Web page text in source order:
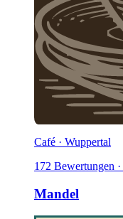
Café · Wuppertal
172 Bewertungen ·
Mandel